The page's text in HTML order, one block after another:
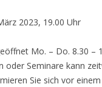
2023, 19.00 Uhr
Mo. – Do. 8.30 –
oder Seminare kann
Sie sich vor